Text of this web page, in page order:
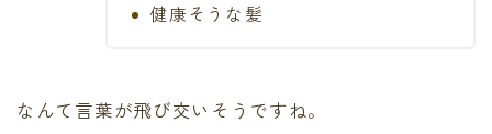
健康そうな髪
なんて言葉が飛び交いそうですね。